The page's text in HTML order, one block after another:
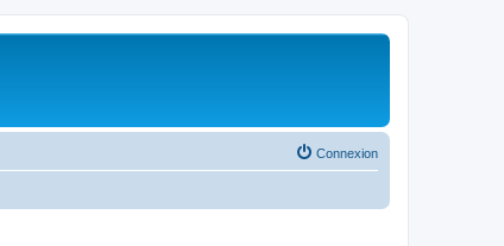
Connexion